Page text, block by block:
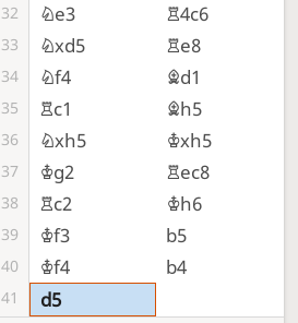
32 Ne3 R4c6
33 Nxd5 Re8
34 Nf4 Bd1
35 Rc1 Bh5
36 Nxh5 Kxh5
37 Kg2 Rec8
38 Rc2 Kh6
39 Kf3 b5
40 Kf4 b4
41 d5